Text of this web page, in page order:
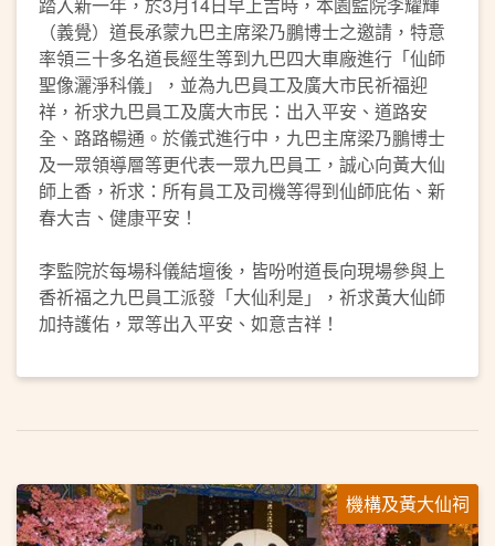
（義覺）道長承蒙九巴主席梁乃鵬博士之邀請，特意
率領三十多名道長經生等到九巴四大車廠進行「仙師
聖像灑淨科儀」，並為九巴員工及廣大市民祈福迎
祥，祈求九巴員工及廣大市民：出入平安、道路安
全、路路暢通。於儀式進行中，九巴主席梁乃鵬博士
及一眾領導層等更代表一眾九巴員工，誠心向黃大仙
師上香，祈求：所有員工及司機等得到仙師庇佑、新
春大吉、健康平安！
李監院於每場科儀結壇後，皆吩咐道長向現場參與上
香祈福之九巴員工派發「大仙利是」，祈求黃大仙師
加持護佑，眾等出入平安、如意吉祥！
機構及黃大仙祠